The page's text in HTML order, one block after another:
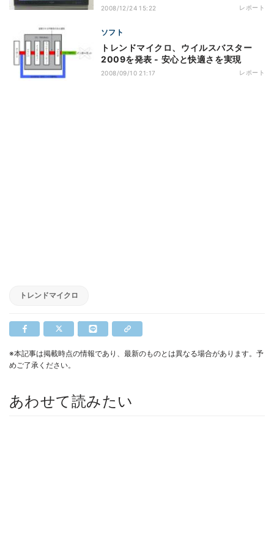
2008/12/24 15:22 レポート
ソフト
トレンドマイクロ、ウイルスバスター
2009を発表 - 安心と快適さを実現
2008/09/10 21:17 レポート
トレンドマイクロ
※本記事は掲載時点の情報であり、最新のものとは異なる場合があります。予
めご了承ください。
あわせて読みたい